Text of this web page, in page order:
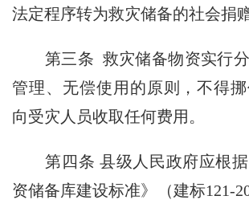
法定程序转为救灾储备的社会捐
第三条 救灾储备物资实行
管理、无偿使用的原则，不得
向受灾人员收取任何费用。
第四条 县级人民政府应根
资储备库建设标准》（建标121-